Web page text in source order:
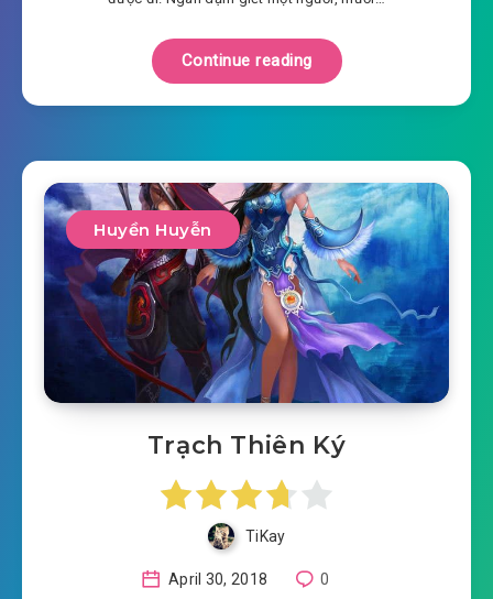
Continue reading
Huyền Huyễn
Trạch Thiên Ký
TiKay
April 30, 2018 0